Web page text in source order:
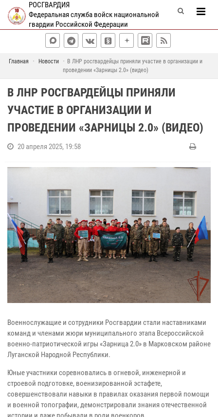
РОСГВАРДИЯ
Федеральная служба войск национальной
гвардии Российской Федерации
Главная Новости
В ЛНР росгвардейцы приняли участие в организации и
проведении «Зарницы 2.0» (видео)
В ЛНР РОСГВАРДЕЙЦЫ ПРИНЯЛИ
УЧАСТИЕ В ОРГАНИЗАЦИИ И
ПРОВЕДЕНИИ «ЗАРНИЦЫ 2.0» (ВИДЕО)
20 апреля 2025, 19:58
Военнослужащие и сотрудники Росгвардии стали наставниками
команд и членами жюри муниципального этапа Всероссийской
военно-патриотической игры «Зарница 2.0» в Марковском районе
Луганской Народной Республики.
Юные участники соревновались в огневой, инженерной и
строевой подготовке, военизированной эстафете,
совершенствовали навыки в правилах оказания первой помощи
и военной топографии, демонстрировали знания отечественной